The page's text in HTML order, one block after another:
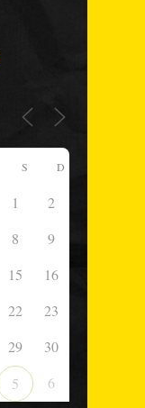
S D
1
2
8
9
15
16
22
23
29
30
5 6